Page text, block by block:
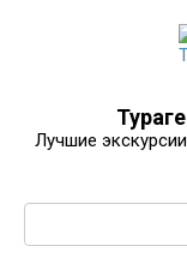
Лучшие